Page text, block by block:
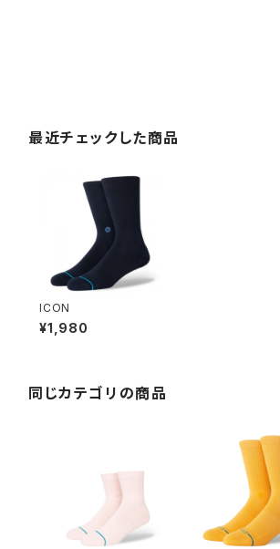
最近チェックした商品
ICON
¥1,980
同じカテゴリの商品